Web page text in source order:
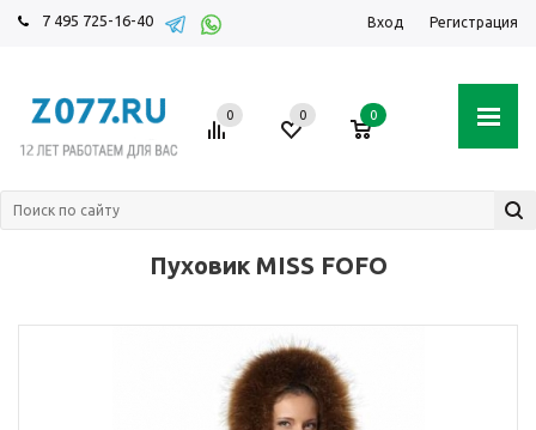
7 495 725-16-40 Вход Регистрация
0 0 0
Пуховик MISS FOFO